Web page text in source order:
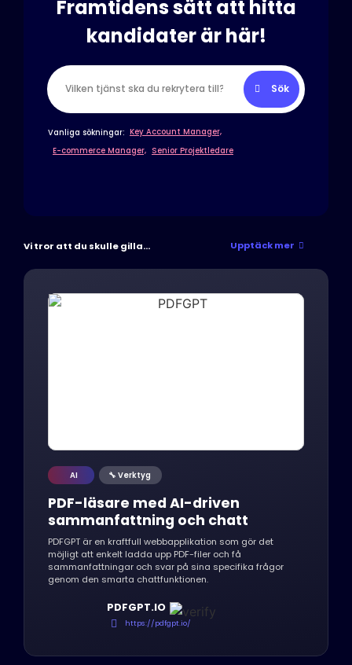
Framtidens sätt att hitta
kandidater är här!
Sök
Vanliga sökningar: Key Account Manager,
E-commerce Manager,
Senior Projektledare
Vi tror att du skulle gilla... Upptäck mer
AI 🔧 Verktyg
PDF-läsare med AI-driven
sammanfattning och chatt
PDFGPT är en kraftfull webbapplikation som gör det
möjligt att enkelt ladda upp PDF-filer och få
sammanfattningar och svar på sina specifika frågor
genom den smarta chattfunktionen.
PDFGPT.IO
https://pdfgpt.io/